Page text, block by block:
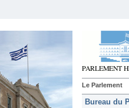
Le Parlement
Bureau du